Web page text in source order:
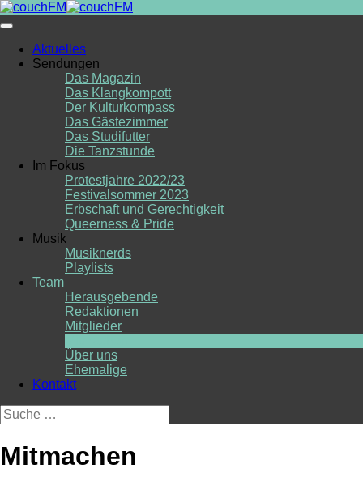
Skip
to
Aktuelles
Sendungen
Das Magazin
Das Klangkompott
Der Kulturkompass
Das Gästezimmer
Das Studifutter
Die Tanzstunde
Im Fokus
Protestjahre 2022/23
Festivalsommer 2023
Erbschaft und Gerechtigkeit
Queerness & Pride
Musik
Musiknerds
Playlists
Team
Herausgebende
Redaktionen
Mitglieder
Über uns
Ehemalige
Kontakt
Suche
nach:
Mitmachen